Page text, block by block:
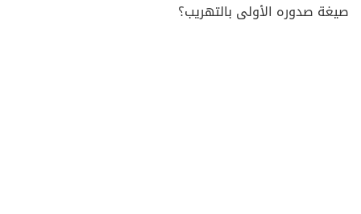
صيغة صدوره الأولى بالتهريب؟